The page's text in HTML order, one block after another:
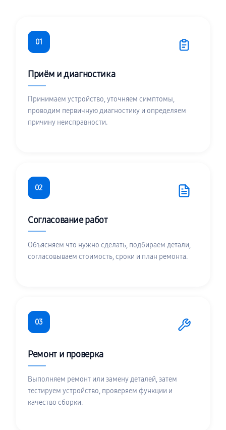
01
Приём и диагностика
Принимаем устройство, уточняем симптомы,
проводим первичную диагностику и определяем
причину неисправности.
02
Согласование работ
Объясняем что нужно сделать, подбираем детали,
согласовываем стоимость, сроки и план ремонта.
03
Ремонт и проверка
Выполняем ремонт или замену деталей, затем
тестируем устройство, проверяем функции и
качество сборки.